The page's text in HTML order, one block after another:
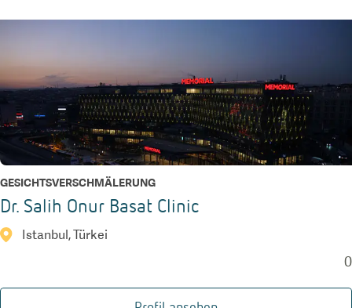
GESICHTSVERSCHMÄLERUNG
Dr. Salih Onur Basat Clinic
Istanbul, Türkei
0